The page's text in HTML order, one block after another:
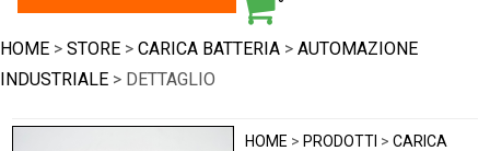
HOME > STORE > CARICA BATTERIA > AUTOMAZIONE
INDUSTRIALE > DETTAGLIO
HOME > PRODOTTI > CARICA